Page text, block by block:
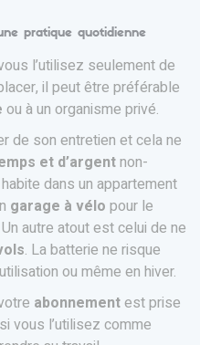
pratique quotidienne
l’utilisez seulement de
il peut être préférable
ou à un organisme privé.
de son entretien et cela ne
et d’argentnon-
dans un appartement
garage à vélo pour le
autre atout est celui de ne
. La batterie ne risque
ou même en hiver.
abonnementest prise
vous l’utilisez comme